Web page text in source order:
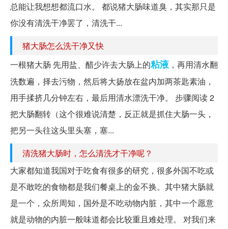
总能让我想想都流口水。 都说猪大肠味道臭，其实那只是
你没有清洗干净罢了，清洗干...
猪大肠怎么洗干净又快
一根猪大肠 先用盐、醋少许去大肠上的粘液 ，再用清水翻
洗数遍，择去污物，然后将大扬放在盆内加两茶匙素油，
用手揉挤几分钟左右，最后用清水漂洗干净。 步骤阅读 2
把大肠翻转（这个很难说清楚，反正就是抓住大肠一头，
把另一头往这头里头塞，塞...
清洗猪大肠时，怎么清洗才干净呢？
大家都知道我国对于吃食有很多的研究，很多外国不吃或
是不敢吃的食物都是我们餐桌上的金不换。其中猪大肠就
是一个，众所周知，国外是不吃动物内脏，其中一个愿意
就是动物的内脏一般味道都会比较重且难处理。 对我们来